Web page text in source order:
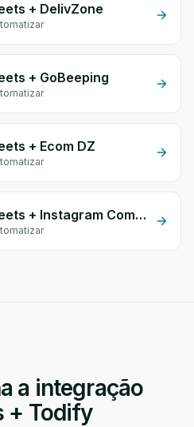
+ DelivZone
+ GoBeeping
+ Ecom DZ
Google Sheets + Instagram Comment
a integração
+ Todify